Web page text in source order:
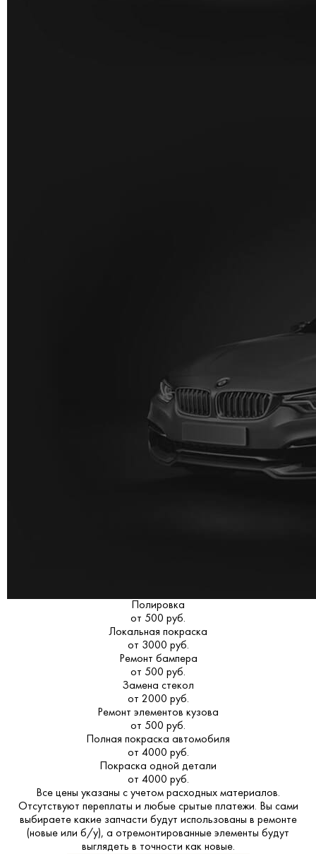
Полировка
от 500 руб.
Локальная покраска
от 3000 руб.
Ремонт бампера
от 500 руб.
Замена стекол
от 2000 руб.
Ремонт элементов кузова
от 500 руб.
Полная покраска автомобиля
от 4000 руб.
Покраска одной детали
от 4000 руб.
Все цены указаны с учетом расходных материалов.
Отсутствуют переплаты и любые срытые платежи. Вы сами
выбираете какие запчасти будут использованы в ремонте
(новые или б/у), а отремонтированные элементы будут
выглядеть в точности как новые.